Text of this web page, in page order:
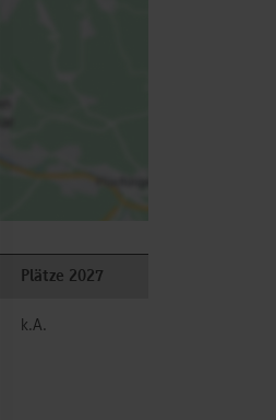
Plätze 2027
k.A.